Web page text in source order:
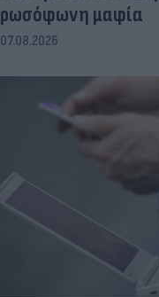
ρωσόφωνη μαφία
07.08.2026